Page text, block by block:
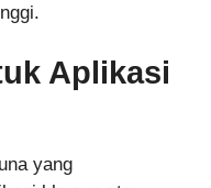
Aplikasi
yang